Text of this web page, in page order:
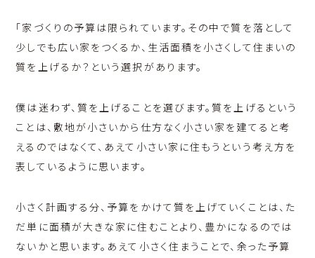
「家づくりの予算は限られています。その中で質を落として
少しでも広い家をつくるか、生活面積を小さくして住まいの
質を上げるか？という選択があります。
僕は迷わず、質を上げることを選びます。質を上げるという
ことは、敷地が小さいから仕方なく小さい家を建てると考
えるのではなくて、あえて小さい家に住もうという考え方を
表しているように思います。
小さく計画する分、予算をかけて質を上げていくことは、た
だ単に面積が大きな家に住むことより、豊かになるのでは
ないかと思います。あえて小さく住まうことで、余った予算